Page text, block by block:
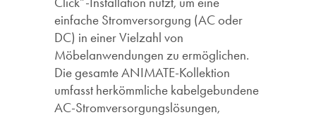
einfache Stromversorgung (AC oder
DC) in einer Vielzahl von
Möbelanwendungen zu ermöglichen.
Die gesamte ANIMATE-Kollektion
umfasst herkömmliche kabelgebundene
AC-Stromversorgungslösungen,